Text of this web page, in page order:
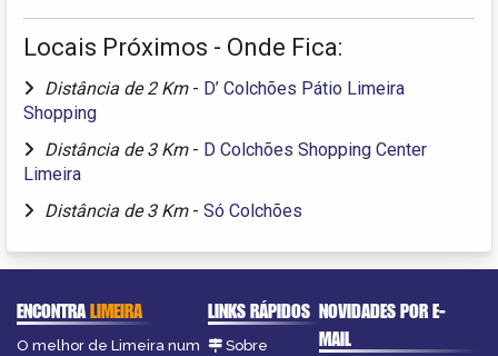
Locais Próximos - Onde Fica:
Distância de 2 Km - D’ Colchões Pátio Limeira
Shopping
Distância de 3 Km - D Colchões Shopping Center
Limeira
Distância de 3 Km - Só Colchões
ENCONTRALIMEIRA
O melhor de Limeira num
LINKS RÁPIDOS
Sobre
NOVIDADES POR E-
MAIL